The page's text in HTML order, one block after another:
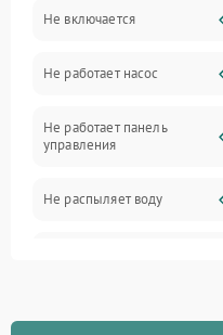
Нагрев
Вода
Гигиена
Программное
Не включается
Не работает насос
Не работает панель
управления
Не распыляет воду
Проблемы с набором